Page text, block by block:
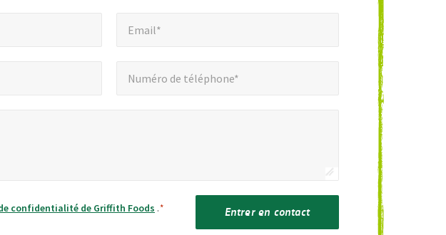
Email*
Numéro de téléphone*
confidentialité de Griffith Foods .* Entrer en contact